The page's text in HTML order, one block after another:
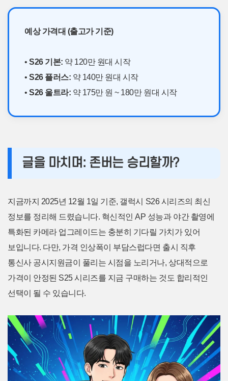
예상 가격대 (출고가 기준)
•S26 기본: 약 120만 원대 시작
•S26 플러스: 약 140만 원대 시작
•S26 울트라: 약 175만 원 ~ 180만 원대 시작
글을 마치며: 존버는 승리할까?
지금까지 2025년 12월 1일 기준, 갤럭시 S26 시리즈의 최신
정보를 정리해 드렸습니다. 혁신적인 AP 성능과 야간 촬영에
특화된 카메라 업그레이드는 충분히 기다릴 가치가 있어
보입니다. 다만, 가격 인상폭이 부담스럽다면 출시 직후
통신사 공시지원금이 풀리는 시점을 노리거나, 상대적으로
가격이 안정된 S25 시리즈를 지금 구매하는 것도 합리적인
선택이 될 수 있습니다.